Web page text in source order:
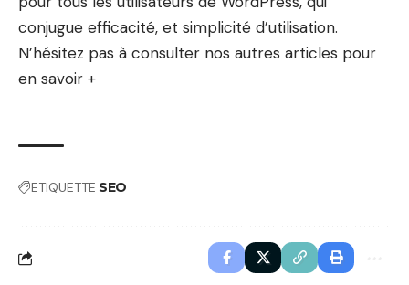
conjugue efficacité, et simplicité d’utilisation.
N’hésitez pas à consulter nos autres articles pour
en savoir +
ETIQUETTE SEO